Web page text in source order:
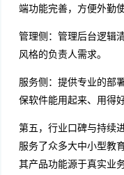
端功能完善，方便外勤使
管理侧：管理后台逻辑
风格的负责人需求。
服务侧：提供专业的部
保软件能用起来、用得好
第五，行业口碑与持续
服务了众多大中小型教
其产品功能源于真实业